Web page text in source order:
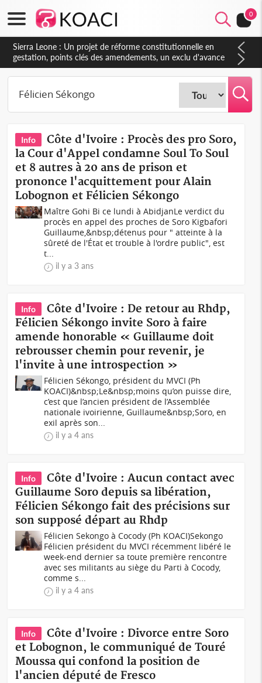
0
Sierra Leone : Un projet de réforme constitutionnelle en
gestation, points clés des amendements, un exclu d'avance
Info
Côte d'Ivoire : Procès des pro Soro,
la Cour d'Appel condamne Soul To Soul
et 8 autres à 20 ans de prison et
prononce l'acquittement pour Alain
Lobognon et Félicien Sékongo
Maître Gohi Bi ce lundi à AbidjanLe verdict du
procès en appel des proches de Soro Kigbafori
Guillaume,&nbsp;détenus pour " atteinte à la
sûreté de l'État et trouble à l'ordre public", est
t...
il y a 3 ans
Info
Côte d'Ivoire : De retour au Rhdp,
Félicien Sékongo invite Soro à faire
amende honorable « Guillaume doit
rebrousser chemin pour revenir, je
l'invite à une introspection »
Félicien Sékongo, président du MVCI (Ph
KOACI)&nbsp;Le&nbsp;moins qu’on puisse dire,
c’est que l’ancien président de l’Assemblée
nationale ivoirienne, Guillaume&nbsp;Soro, en
exil après son...
il y a 4 ans
Info
Côte d'Ivoire : Aucun contact avec
Guillaume Soro depuis sa libération,
Félicien Sékongo fait des précisions sur
son supposé départ au Rhdp
Félicien Sekongo à Cocody (Ph KOACI)Sekongo
Félicien président du MVCI récemment libéré le
week-end dernier sa toute première rencontre
avec ses militants au siège du Parti à Cocody,
comme s...
il y a 4 ans
Info
Côte d'Ivoire : Divorce entre Soro
et Lobognon, le communiqué de Touré
Moussa qui confond la position de
l'ancien député de Fresco